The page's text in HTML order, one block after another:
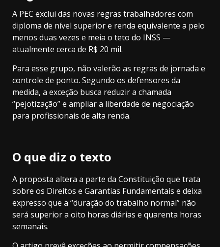
A PEC exclui das novas regras trabalhadores com
diploma de nível superior e renda equivalente a pelo
menos duas vezes e meia o teto do INSS —
atualmente cerca de R$ 20 mil.
Para esse grupo, não valerão as regras de jornada e
controle de ponto. Segundo os defensores da
medida, a exceção busca reduzir a chamada
“pejotização” e ampliar a liberdade de negociação
para profissionais de alta renda.
O que diz o texto
A proposta altera a parte da Constituição que trata
sobre os Direitos e Garantias Fundamentais e deixa
expresso que a “duração do trabalho normal” não
será superior a oito horas diárias e quarenta horas
semanais.